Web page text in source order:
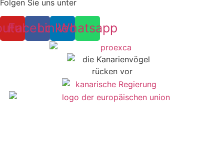
Folgen Sie uns unter
Facebook
Linkedin
Whatsapp